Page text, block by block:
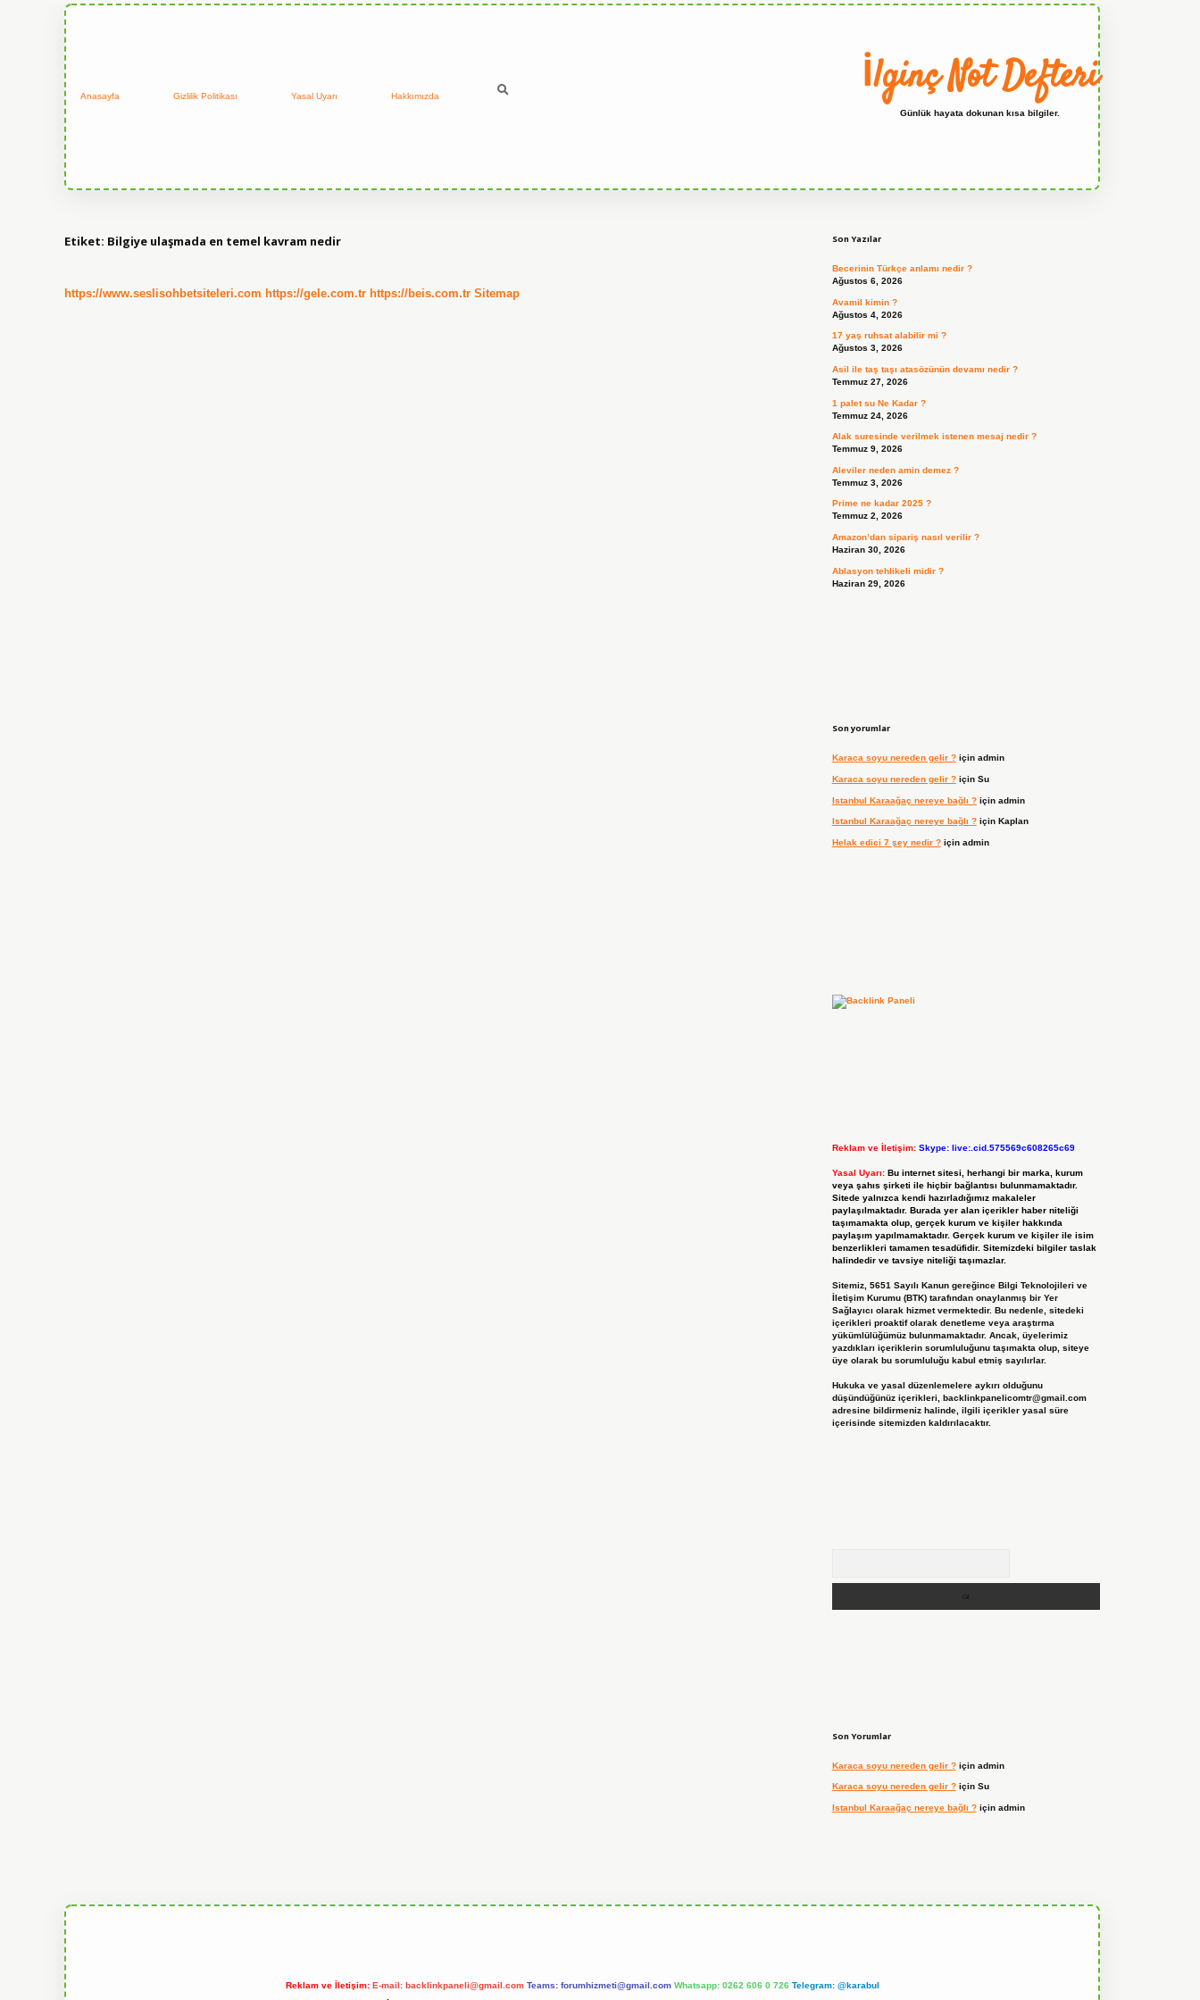
Anasayfa Gizlilik Politikası Yasal Uyarı Hakkımızda İlginç Not Defteri
Günlük hayata dokunan kısa bilgiler.
Etiket: Bilgiye ulaşmada en temel kavram nedir
https://www.seslisohbetsiteleri.com https://gele.com.tr https://beis.com.tr Sitemap
Son Yazılar
Becerinin Türkçe anlamı nedir ?
Ağustos 6, 2026
Avamil kimin ?
Ağustos 4, 2026
17 yaş ruhsat alabilir mi ?
Ağustos 3, 2026
Asil ile taş taşı atasözünün devamı nedir ?
Temmuz 27, 2026
1 palet su Ne Kadar ?
Temmuz 24, 2026
Alak suresinde verilmek istenen mesaj nedir ?
Temmuz 9, 2026
Aleviler neden amin demez ?
Temmuz 3, 2026
Prime ne kadar 2025 ?
Temmuz 2, 2026
Amazon’dan sipariş nasıl verilir ?
Haziran 30, 2026
Ablasyon tehlikeli midir ?
Haziran 29, 2026
Son yorumlar
Karaca soyu nereden gelir ?için admin
Karaca soyu nereden gelir ?için Su
Istanbul Karaağaç nereye bağlı ?için admin
Istanbul Karaağaç nereye bağlı ?için Kaplan
Helak edici 7 şey nedir ?için admin
Reklam ve İletişim: Skype: live:.cid.575569c608265c69
Yasal Uyarı: Bu internet sitesi, herhangi bir marka, kurum
veya şahıs şirketi ile hiçbir bağlantısı bulunmamaktadır.
Sitede yalnızca kendi hazırladığımız makaleler
paylaşılmaktadır. Burada yer alan içerikler haber niteliği
taşımamakta olup, gerçek kurum ve kişiler hakkında
paylaşım yapılmamaktadır. Gerçek kurum ve kişiler ile isim
benzerlikleri tamamen tesadüfidir. Sitemizdeki bilgiler taslak
halindedir ve tavsiye niteliği taşımazlar.
Sitemiz, 5651 Sayılı Kanun gereğince Bilgi Teknolojileri ve
İletişim Kurumu (BTK) tarafından onaylanmış bir Yer
Sağlayıcı olarak hizmet vermektedir. Bu nedenle, sitedeki
içerikleri proaktif olarak denetleme veya araştırma
yükümlülüğümüz bulunmamaktadır. Ancak, üyelerimiz
yazdıkları içeriklerin sorumluluğunu taşımakta olup, siteye
üye olarak bu sorumluluğu kabul etmiş sayılırlar.
Hukuka ve yasal düzenlemelere aykırı olduğunu
düşündüğünüz içerikleri, backlinkpanelicomtr@gmail.com
adresine bildirmeniz halinde, ilgili içerikler yasal süre
içerisinde sitemizden kaldırılacaktır.
Son Yorumlar
Karaca soyu nereden gelir ?için admin
Karaca soyu nereden gelir ?için Su
Istanbul Karaağaç nereye bağlı ?için admin
Reklam ve İletişim: E-mail: backlinkpaneli@gmail.com Teams: forumhizmeti@gmail.com Whatsapp: 0262 606 0 726 Telegram: @karabul